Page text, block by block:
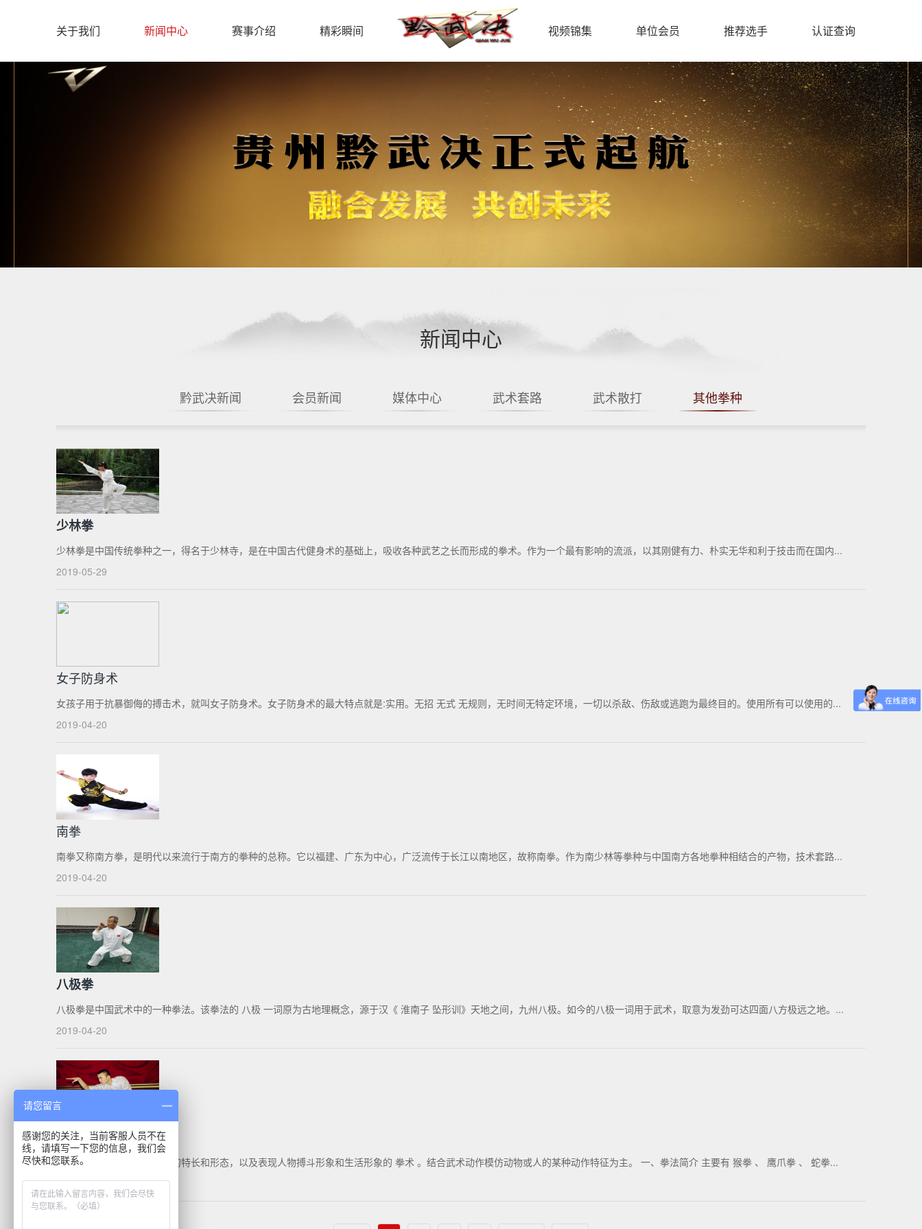
关于我们 新闻中心 赛事介绍 精彩瞬间 视频锦集 单位会员 推荐选手 认证查询
新闻中心
黔武决新闻 会员新闻 媒体中心 武术套路 武术散打 其他拳种
少林拳
少林拳是中国传统拳种之一，得名于少林寺，是在中国古代健身术的基础上，吸收各种武艺之长而形成的拳术。作为一个最有影响的流派，以其刚健有力、朴实无华和利于技击而在国内...
2019-05-29
女子防身术
女孩子用于抗暴御侮的搏击术，就叫女子防身术。女子防身术的最大特点就是:实用。无招 无式 无规则，无时间无特定环境，一切以杀敌、伤敌或逃跑为最终目的。使用所有可以使用的...
2019-04-20
南拳
南拳又称南方拳，是明代以来流行于南方的拳种的总称。它以福建、广东为中心，广泛流传于长江以南地区，故称南拳。作为南少林等拳种与中国南方各地拳种相结合的产物，技术套路...
2019-04-20
八极拳
八极拳是中国武术中的一种拳法。该拳法的 八极 一词原为古地理概念，源于汉《 淮南子 坠形训》天地之间，九州八极。如今的八极一词用于武术，取意为发劲可达四面八方极远之地。...
2019-04-20
象形拳
象形拳是一种模拟各种动物的特长和形态，以及表现人物搏斗形象和生活形象的 拳术 。结合武术动作模仿动物或人的某种动作特征为主。 一、拳法简介 主要有 猴拳 、 鹰爪拳 、 蛇拳...
2019-04-20
请您留言
感谢您的关注，当前客服人员不在
线，请填写一下您的信息，我们会
尽快和您联系。